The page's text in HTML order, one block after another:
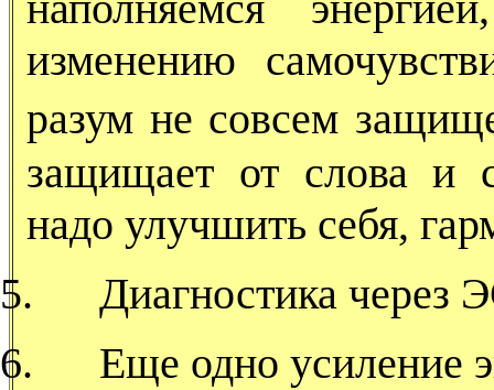
изменению
разум не совсем
защищает от слова и
надо улучшить себя,
5.
Диагностика через
6.
Еще одно усиление